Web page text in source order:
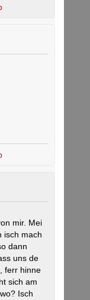
mir. Mei
isch mach
dann
uns de
ferr hinne
sich am
Isch